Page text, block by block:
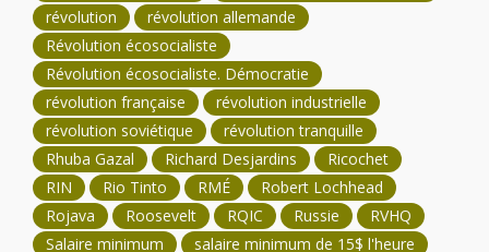
révolution
révolution allemande
Révolution écosocialiste
Révolution écosocialiste. Démocratie
révolution française
révolution industrielle
révolution soviétique
révolution tranquille
Rhuba Gazal
Richard Desjardins
Ricochet
RIN
Rio Tinto RMÉ
Robert Lochhead
Rojava
Roosevelt RQIC Russie
RVHQ
Salaire minimum
salaire minimum de 15$ l'heure